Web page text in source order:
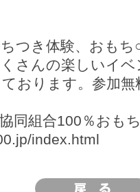
つき体験、おも
さんの楽しいイ
おります。参加無
同組合100％おも
index.html